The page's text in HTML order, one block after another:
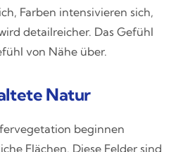
Farben intensivieren sich,
detailreicher. Das Gefühl
von Nähe über.
Natur
beginnen
Flächen. Diese Felder sind